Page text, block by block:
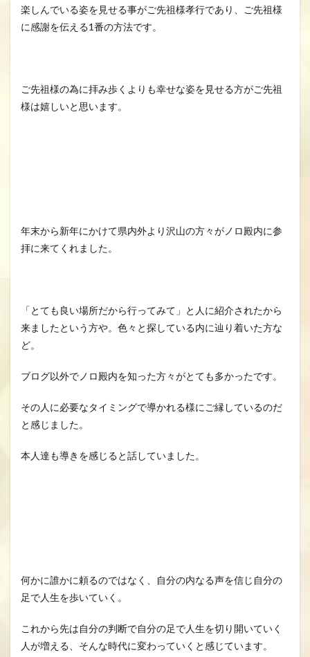
楽しんでいる姿を見せる事がご先祖様孝行であり、ご先祖様
に感謝を伝える1番の方法です。
ご先祖様の為に拝み歩くよりも幸せな姿を見せる方がご先祖
様は嬉しいと思います。
年末から新年にかけて県内外より沢山の方々がノロ殿内に参
拝に来てくれました。
「とても良い場所だから行ってみて」と人に紹介されたから
来ましたという方や。色々と探している内に辿り着いた方な
ど。
ブログ以外でノロ殿内を知った方々がとても多かったです。
その人に必要なタイミングで導かれる様にご縁しているのだ
と感じました。
本人達も導きを感じると話していました。
何かに誰かに頼るのではなく、自分の内なる声を信じ自分の
足で人生を歩いていく。
これから先は自分の判断で自分の足で人生を切り開いていく
人が増える、そんな時代に変わっていくと感じています。